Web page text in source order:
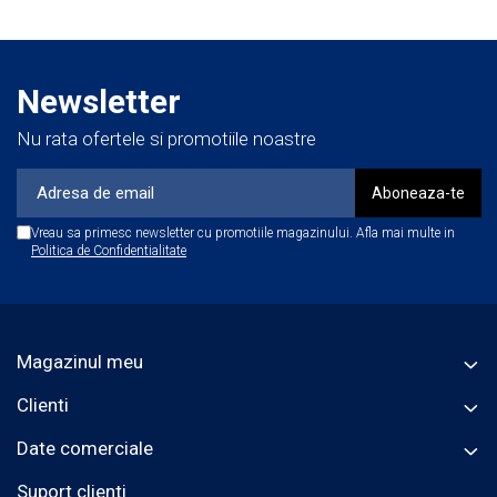
La ştergere folosițilavete curate albepentru a evita un
suprafața din piele!
Newsletter
Nu rata ofertele si promotiile noastre
Vreau sa primesc newsletter cu promotiile magazinului. Afla mai multe in
Politica de Confidentialitate
Magazinul meu
Clienti
Date comerciale
Suport clienti